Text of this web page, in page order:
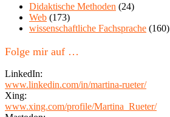
Didaktische Methoden (24)
Web (173)
wissenschaftliche Fachsprache (160)
Folge mir auf …
LinkedIn:
www.linkedin.com/in/martina-rueter/
Xing:
www.xing.com/profile/Martina_Rueter/